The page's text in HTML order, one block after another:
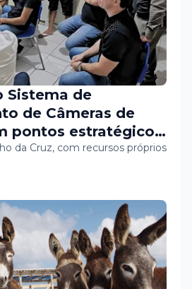
Sistema de
de Câmeras de
pontos estratégicos
da Cruz, com recursos próprios